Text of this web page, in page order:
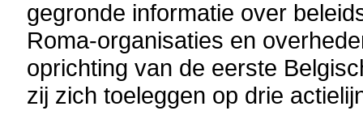
gegronde informatie over
Roma-organisaties en
oprichting van de eerste
zij zich toeleggen op drie